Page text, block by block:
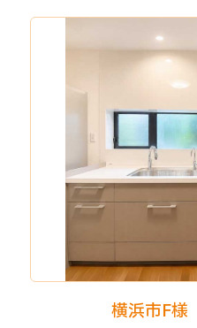
横浜市F様